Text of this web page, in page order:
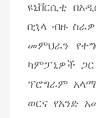
ዩኒቨርሲቲ
በኋላ ብዙ
መምህራን
ካምፓኒዎች ጋር
ፕሮግራም አላማ
ወርና የአንድ